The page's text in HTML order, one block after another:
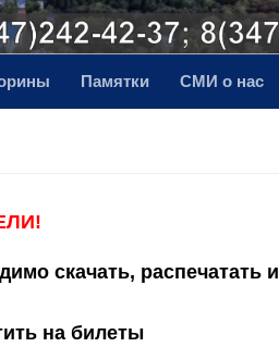
Памятки СМИ о нас
скачать, распечатать и
на билеты